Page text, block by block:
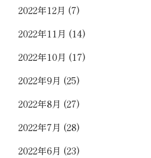
2022年12月 (7)
2022年11月 (14)
2022年10月 (17)
2022年9月 (25)
2022年8月 (27)
2022年7月 (28)
2022年6月 (23)